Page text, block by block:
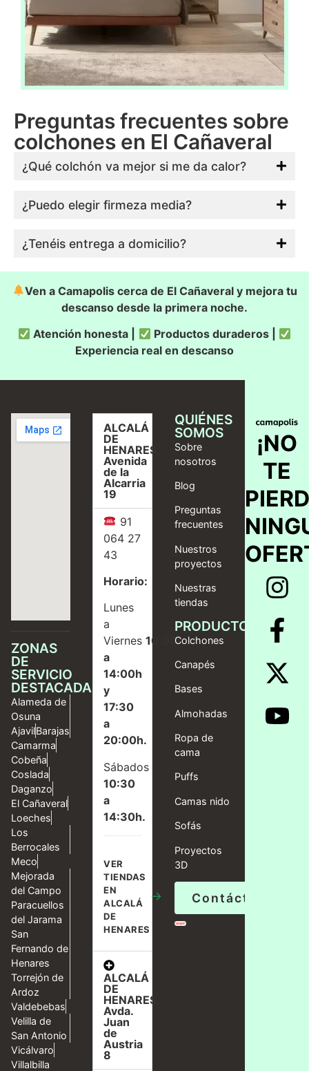
Preguntas frecuentes sobre
colchones en El Cañaveral
¿Qué colchón va mejor si me da calor?
¿Puedo elegir firmeza media?
¿Tenéis entrega a domicilio?
Ven a Camapolis cerca de El Cañaveral y mejora tu
descanso desde la primera noche.
Atención honesta |
Productos duraderos |
Experiencia real en descanso
ZONAS
DE
SERVICIO
DESTACADAS
Alameda de
Osuna
AjavilBarajas
Camarma
Cobeña
Coslada
Daganzo
El Cañaveral
Loeches
Los
Berrocales
Meco
Mejorada
del Campo
Paracuellos
del Jarama
San
Fernando de
Henares
Torrejón de
Ardoz
Valdebebas
Velilla de
San Antonio
Vicálvaro
Villalbilla
ALCALÁ
DE
HENARES,
Avenida
de la
Alcarria
19
91
064 27
43
Horario:
Lunes
a
Viernes10:00
a
14:00h
y
17:30
a
20:00h.
Sábados
10:30
a
14:30h.
VER
TIENDAS
EN
ALCALÁ
DE
HENARES
→
ALCALÁ
DE
HENARES,
Avda.
Juan
de
Austria
8
QUIÉNES
SOMOS
Sobre
nosotros
Blog
Preguntas
frecuentes
Nuestros
proyectos
Nuestras
tiendas
PRODUCTOS
Colchones
Canapés
Bases
Almohadas
Ropa de
cama
Puffs
Camas nido
Sofás
Proyectos
3D
Contáctanos
¡NO
TE